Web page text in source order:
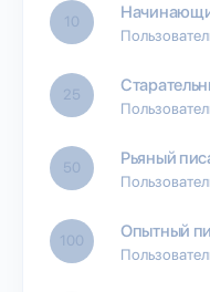
10
25
50 Рьяный
100 Опытный